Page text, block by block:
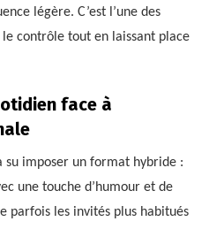
légère. C’est l’une des
contrôle tout en laissant place
face à
su imposer un format hybride :
une touche d’humour et de
parfois les invités plus habitués